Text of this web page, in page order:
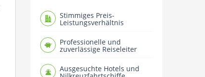
Stimmiges Preis-
Leistungsverhältnis
Professionelle und
zuverlässige Reiseleiter
Ausgesuchte Hotels und